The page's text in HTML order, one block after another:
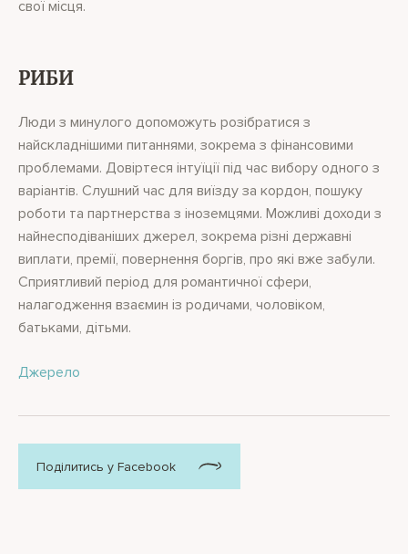
свої місця.
РИБИ
Люди з минулого допоможуть розібратися з
найскладнішими питаннями, зокрема з фінансовими
проблемами. Довіртеся інтуїції під час вибору одного з
варіантів. Слушний час для виїзду за кордон, пошуку
роботи та партнерства з іноземцями. Можливі доходи з
найнесподіваніших джерел, зокрема різні державні
виплати, премії, повернення боргів, про які вже забули.
Сприятливий період для романтичної сфери,
налагодження взаємин із родичами, чоловіком,
батьками, дітьми.
Джерело
Поділитись у Facebook